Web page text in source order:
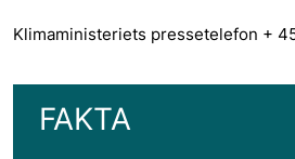
Klimaministeriets pressetelefon +
FAKTA